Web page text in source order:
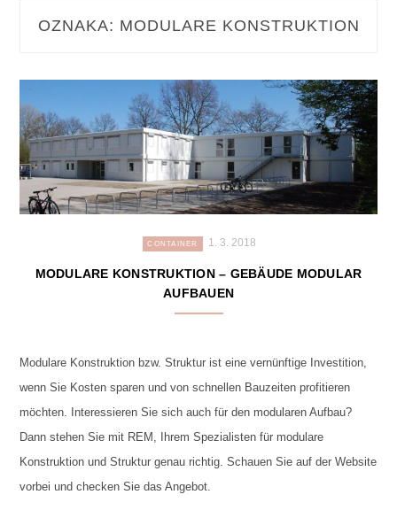
OZNAKA: MODULARE KONSTRUKTION
CONTAINER 1. 3. 2018
MODULARE KONSTRUKTION – GEBÄUDE MODULAR
AUFBAUEN
Modulare Konstruktion bzw. Struktur ist eine vernünftige Investition,
wenn Sie Kosten sparen und von schnellen Bauzeiten profitieren
möchten. Interessieren Sie sich auch für den modularen Aufbau?
Dann stehen Sie mit REM, Ihrem Spezialisten für modulare
Konstruktion und Struktur genau richtig. Schauen Sie auf der Website
vorbei und checken Sie das Angebot.